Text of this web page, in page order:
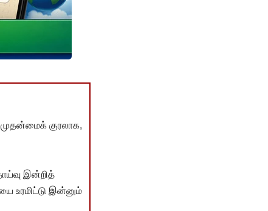
குரலாக,
இன்றித்
உரமிட்டு இன்னும்